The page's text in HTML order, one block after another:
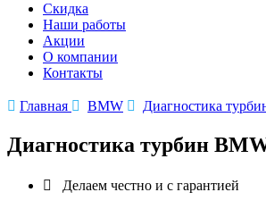
Скидка
Наши работы
Акции
О компании
Контакты
 Главная  BMW  Диагностика
Диагностика турбин
 Делаем честно и с гарантией